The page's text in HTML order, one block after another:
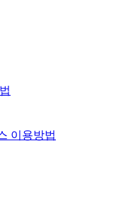
이용방법